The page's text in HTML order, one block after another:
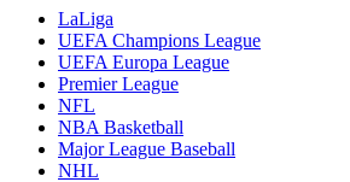
LaLiga
UEFA Champions League
UEFA Europa League
Premier League
NFL
NBA Basketball
Major League Baseball
NHL